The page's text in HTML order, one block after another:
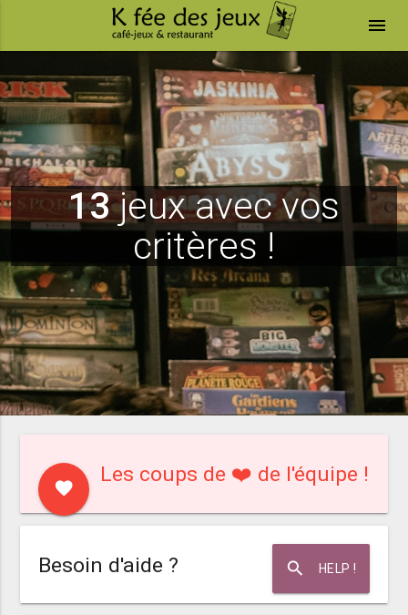
menu
13jeux avec vos
critères !
favorite
Les coups de ❤️ de l'équipe !
search HELP !
Besoin d'aide ?